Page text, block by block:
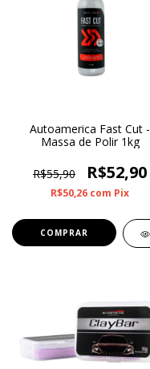
Autoamerica Fast Cut -
Massa de Polir 1kg
R$55,90 R$52,90
R$50,26 com Pix